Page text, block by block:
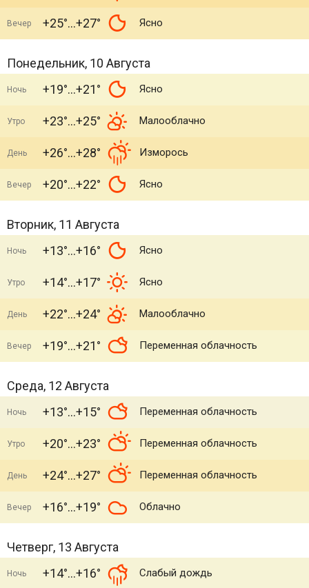
Вечер +25° +27° Ясно
Понедельник, 10 Августа
Ночь +19° +21° Ясно
Утро +23° +25° Малооблачно
День +26° +28° Изморось
Вечер +20° +22° Ясно
Вторник, 11 Августа
Ночь +13° +16° Ясно
Утро +14° +17° Ясно
День +22° +24° Малооблачно
Вечер +19° +21° Переменная облачность
Среда, 12 Августа
Ночь +13° +15° Переменная облачность
Утро +20° +23° Переменная облачность
День +24° +27° Переменная облачность
Вечер +16° +19° Облачно
Четверг, 13 Августа
Ночь +14° +16° Слабый дождь